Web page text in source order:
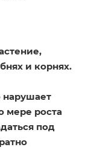
и корнях.
нарушает
мере роста
под